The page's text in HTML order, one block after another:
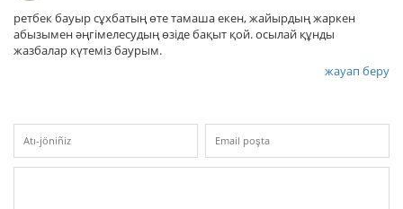
ретбек бауыр сұхбатың өте тамаша екен, жайырдың жаркен
абызымен әңгімелесудың өзіде бақыт қой. осылай құнды
жазбалар күтеміз баурым.
жауап беру